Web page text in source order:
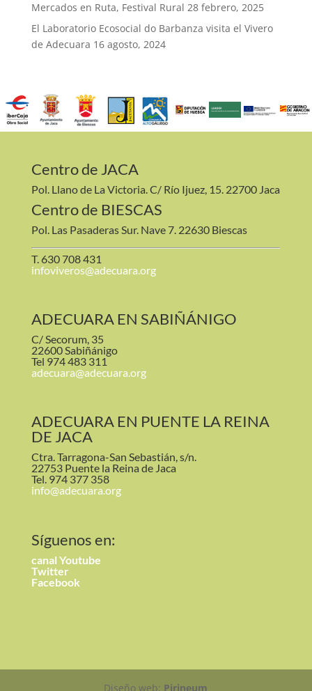
Mercados en Ruta, Festival Rural 28 febrero, 2025
El Laboratorio Ecosocial do Barbanza visita el Vivero
de Adecuara 16 agosto, 2024
Centro de JACA
Pol. Llano de La Victoria. C/ Río Ijuez, 15. 22700 Jaca
Centro de BIESCAS
Pol. Las Pasaderas Sur. Nave 7. 22630 Biescas
T. 630 708 431
infoviveros@adecuara.org
ADECUARA EN SABIÑÁNIGO
C/ Secorum, 35
22600 Sabiñánigo
Tel 974 483 311
adecuara@adecuara.org
ADECUARA EN PUENTE LA REINA
DE JACA
Ctra. Tarragona-San Sebastián, s/n.
22753 Puente la Reina de Jaca
Tel. 974 377 358
info@adecuara.org
Síguenos en:
canal Youtube
Twitter
Facebook
Diseño web: Pirineum